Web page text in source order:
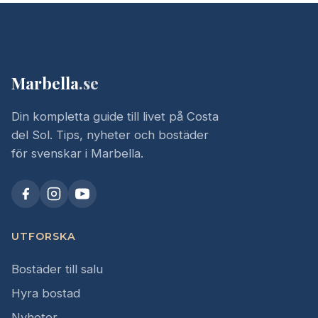
Marbella.se
Din kompletta guide till livet på Costa
del Sol. Tips, nyheter och bostäder
för svenskar i Marbella.
UTFORSKA
Bostäder till salu
Hyra bostad